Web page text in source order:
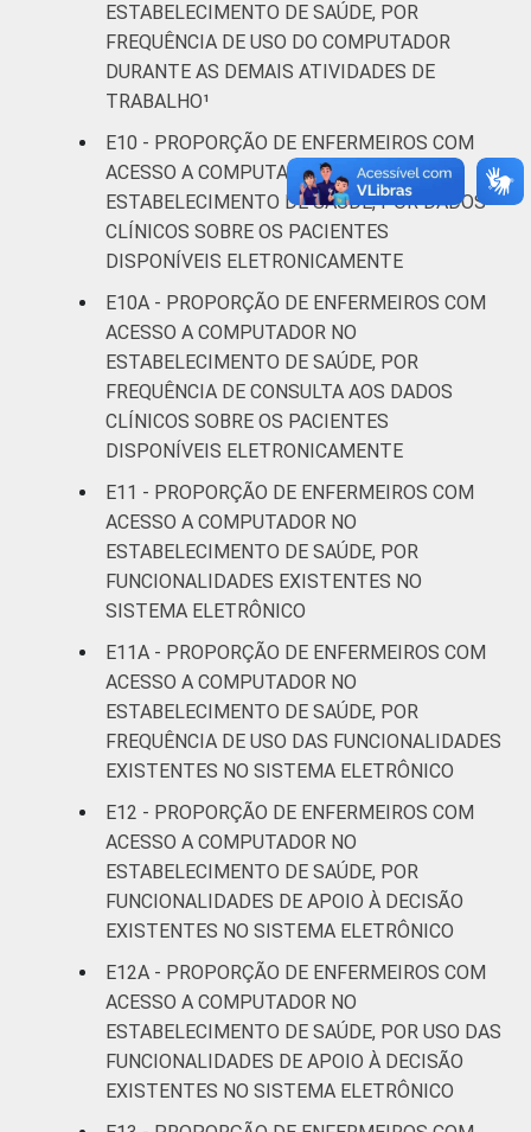
ESTABELECIMENTO DE SAÚDE, POR
FREQUÊNCIA DE USO DO COMPUTADOR
DURANTE AS DEMAIS ATIVIDADES DE
TRABALHO¹
E10 - PROPORÇÃO DE ENFERMEIROS COM
ACESSO A COMPUTADOR NO
ESTABELECIMENTO DE SAÚDE, POR DADOS
CLÍNICOS SOBRE OS PACIENTES
DISPONÍVEIS ELETRONICAMENTE
E10A - PROPORÇÃO DE ENFERMEIROS COM
ACESSO A COMPUTADOR NO
ESTABELECIMENTO DE SAÚDE, POR
FREQUÊNCIA DE CONSULTA AOS DADOS
CLÍNICOS SOBRE OS PACIENTES
DISPONÍVEIS ELETRONICAMENTE
E11 - PROPORÇÃO DE ENFERMEIROS COM
ACESSO A COMPUTADOR NO
ESTABELECIMENTO DE SAÚDE, POR
FUNCIONALIDADES EXISTENTES NO
SISTEMA ELETRÔNICO
E11A - PROPORÇÃO DE ENFERMEIROS COM
ACESSO A COMPUTADOR NO
ESTABELECIMENTO DE SAÚDE, POR
FREQUÊNCIA DE USO DAS FUNCIONALIDADES
EXISTENTES NO SISTEMA ELETRÔNICO
E12 - PROPORÇÃO DE ENFERMEIROS COM
ACESSO A COMPUTADOR NO
ESTABELECIMENTO DE SAÚDE, POR
FUNCIONALIDADES DE APOIO À DECISÃO
EXISTENTES NO SISTEMA ELETRÔNICO
E12A - PROPORÇÃO DE ENFERMEIROS COM
ACESSO A COMPUTADOR NO
ESTABELECIMENTO DE SAÚDE, POR USO DAS
FUNCIONALIDADES DE APOIO À DECISÃO
EXISTENTES NO SISTEMA ELETRÔNICO